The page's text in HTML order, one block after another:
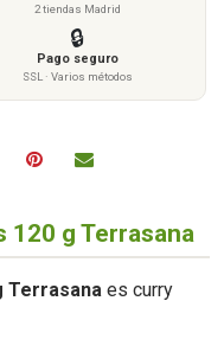
2 tiendas Madrid
🔒
Pago seguro
SSL · Varios métodos
120 g Terrasana
Terrasana es curry